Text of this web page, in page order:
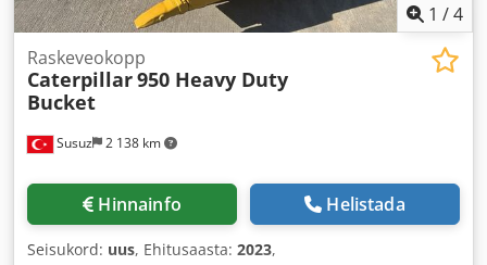
1 /4
Susuz 2 138 km
Raskeveokopp
Caterpillar950 Heavy Duty
Bucket
Hinnainfo Helistada
Seisukord: uus, Ehitusaasta: 2023,